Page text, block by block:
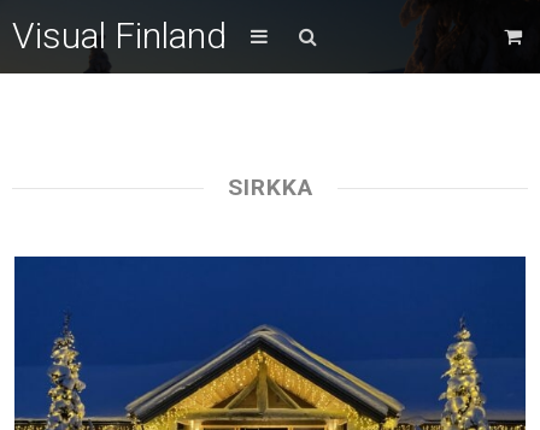
Visual Finland
SIRKKA